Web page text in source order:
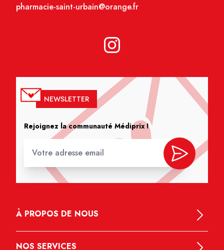
pharmacie-saint-urbain@orange.fr
NEWSLETTER
Rejoignez la communauté Médiprix !
À PROPOS DE NOUS
NOS SERVICES